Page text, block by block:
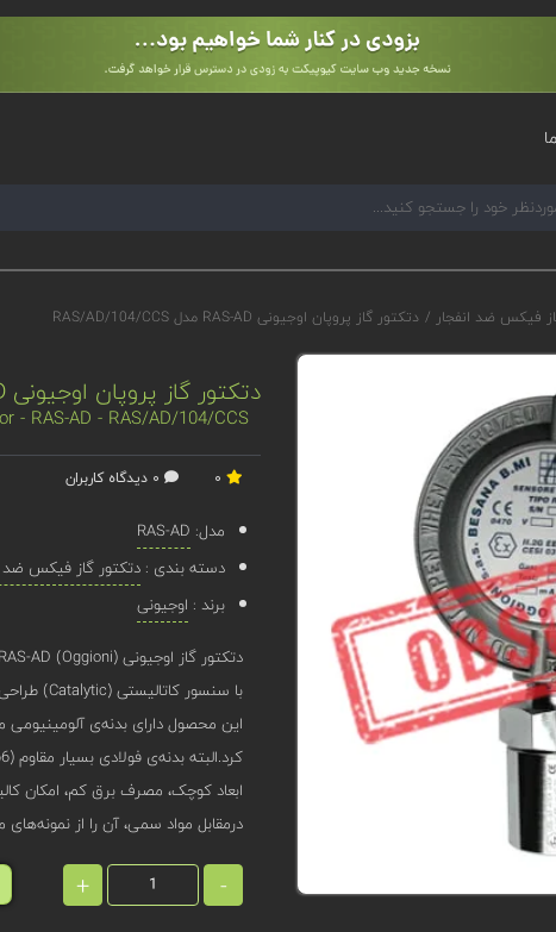
فیکس ضد انفجار / دتکتور گاز پروپان اوجیونی RAS-AD مدل RAS/AD/104/CCS
دتکتور گاز پروپان اوجیونی RAS-AD مدل RAS/AD/104/CCS
- RAS-AD - RAS/AD/104/CCS
مدل: RAS-AD
دسته بندی : دتکتور گاز فیکس ضد
برند : اوجیونی
با سنسور کاتالیستی (Catalytic) طراحی شده‌است.
کرد.البته بدنه‌ی فولادی بسیار مقاوم (IP66) نیز برای این محصول قابل سفارش است.
ابعاد کوچک، مصرف برق کم، امکان
درمقابل مواد سمی، آن را از
-
+